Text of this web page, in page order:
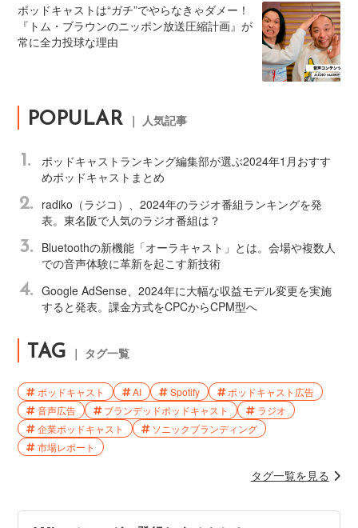
ポッドキャストは“ガチ”でやらなきゃダメー！
『トム・ブラウンのニッポン放送圧縮計画』が
常に全力投球な理由
POPULAR ｜ 人気記事
1.
ポッドキャストランキング編集部が選ぶ2024年1月おすす
めポッドキャストまとめ
2.
radiko（ラジコ）、2024年のラジオ番組ランキングを発
表。東名阪で人気のラジオ番組は？
3.
Bluetoothの新機能「オーラキャスト」とは。会場や複数人
での音声体験に革新を起こす新技術
4. Google AdSense、2024年に大幅な収益モデル変更を実施
すると発表。課金方式をCPCからCPM型へ
TAG ｜ タグ一覧
ポッドキャスト AI Spotify
ポッドキャスト広告
音声広告
ブランデッドポッドキャスト
ラジオ
企業ポッドキャスト
ソニックブランディング
市場レポート
タグ一覧を見る